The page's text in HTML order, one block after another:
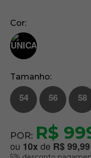
Cor
Tamanho
54 56 58
POR: R$
ou 10xde R$ 99,99